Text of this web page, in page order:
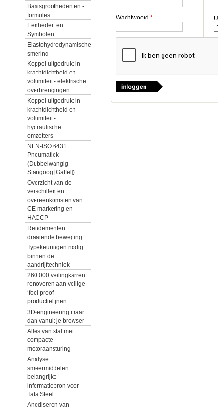
Basisgrootheden en -
formules
Eenheden en
Symbolen
Elastohydrodynamische
smering
Koppel uitgedrukt in
krachtdichtheid en
volumiteit - elektrische
overbrengingen
Koppel uitgedrukt in
krachtdichtheid en
volumiteit -
hydraulische
omzetters
NEN-ISO 6431:
Pneumatiek
(Dubbelwangig
Stangoog [Gaffel])
Overzicht van de
verschillen en
overeenkomsten van
CE-markering en
HACCP
Rendementen
draaiende beweging
Typekeuringen nodig
binnen de
aandrijftechniek
260 000 veilingkarren
renoveren aan veilige
‘fool proof’
productielijnen
3D-engineering maar
dan vanuit je browser
Alles van stal met
compacte
motoraansturing
Analyse
smeermiddelen
belangrijke
informatiebron voor
Tata Steel
Anodiseren van
Wachtwoord *